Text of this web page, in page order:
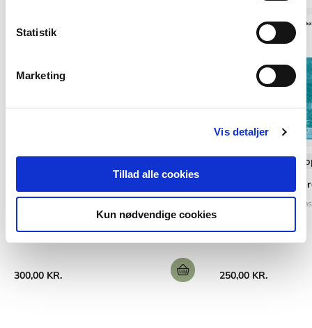
Statistik
Marketing
Vis detaljer
Tillad alle cookies
Kun nødvendige cookies
Softcover med flapper
af energibesparende foranst
300,00 KR.
Softcover med
Anvisning 212:
Kirsten Engelund
250,00 KR.